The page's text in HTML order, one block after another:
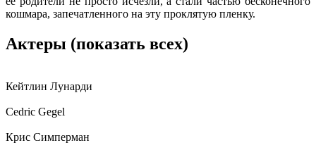
кошмара, запечатленного на эту проклятую пленку.
Актеры (показать всех)
Кейтлин Лунарди
Cedric Gegel
Крис Симперман